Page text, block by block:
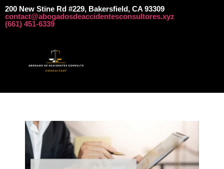
​​​200 New Stine Rd #229, Bakersfield, CA 93309
contact@abogadosdeaccidentesconsultores.xyz
​​(661) 451-6339